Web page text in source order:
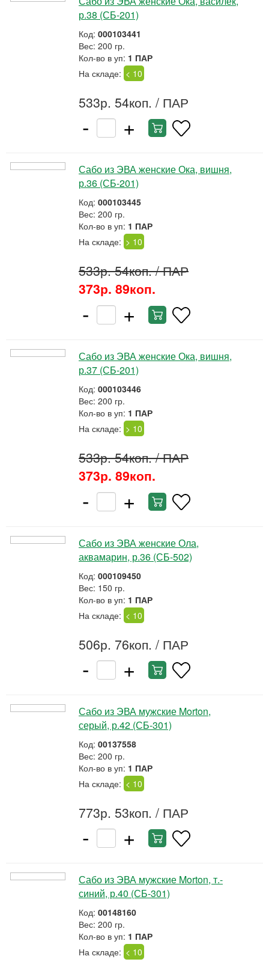
р.38 (СБ-201)
Код: 000103441
Вес: 200 гр.
Кол-во в уп: 1 ПАР
На складе: < 10
533р. 54коп. / ПАР
- +
Сабо из ЭВА женские Ока, вишня,
р.36 (СБ-201)
Код: 000103445
Вес: 200 гр.
Кол-во в уп: 1 ПАР
На складе: > 10
533р. 54коп./ ПАР
373р. 89коп.
- +
Сабо из ЭВА женские Ока, вишня,
р.37 (СБ-201)
Код: 000103446
Вес: 200 гр.
Кол-во в уп: 1 ПАР
На складе: > 10
533р. 54коп./ ПАР
373р. 89коп.
- +
Сабо из ЭВА женские Ола,
аквамарин, р.36 (СБ-502)
Код: 000109450
Вес: 150 гр.
Кол-во в уп: 1 ПАР
На складе: < 10
506р. 76коп. / ПАР
- +
Сабо из ЭВА мужские Morton,
серый, р.42 (СБ-301)
Код: 00137558
Вес: 200 гр.
Кол-во в уп: 1 ПАР
На складе: < 10
773р. 53коп. / ПАР
- +
Сабо из ЭВА мужские Morton, т.-
синий, р.40 (СБ-301)
Код: 00148160
Вес: 200 гр.
Кол-во в уп: 1 ПАР
На складе: < 10